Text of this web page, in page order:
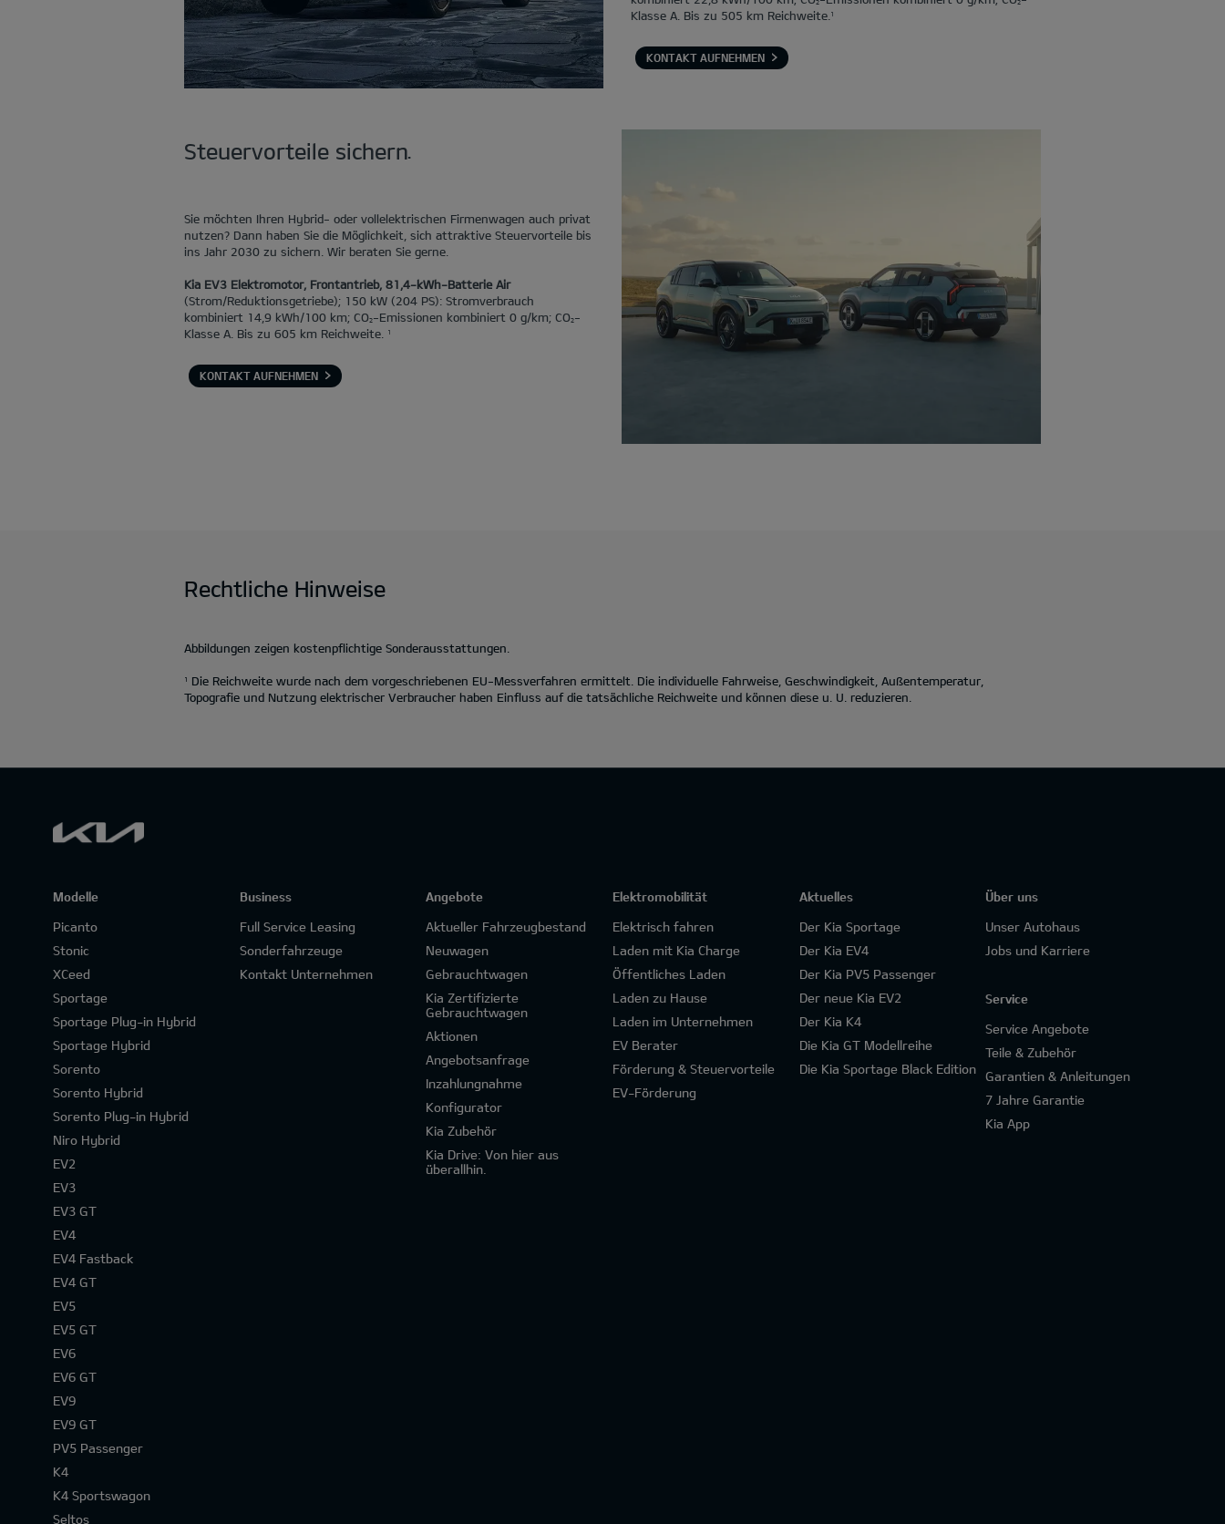
2 2
Klasse A. Bis zu 505 km Reichweite. 1
KONTAKT AUFNEHMEN
Steuervorteile sichern.
Sie möchten Ihren Hybrid- oder vollelektrischen Firmenwagen auch privat
nutzen? Dann haben Sie die Möglichkeit, sich attraktive Steuervorteile bis
ins Jahr 2030 zu sichern. Wir beraten Sie gerne.
Kia EV3 Elektromotor, Frontantrieb, 81,4-kWh-Batterie Air
(Strom/Reduktionsgetriebe); 150 kW (204 PS): Stromverbrauch
kombiniert 14,9 kWh/100 km; CO2-Emissionen kombiniert 0 g/km; CO2-
Klasse A. Bis zu 605 km Reichweite.
1
KONTAKT AUFNEHMEN
Rechtliche Hinweise
Abbildungen zeigen kostenpflichtige Sonderausstattungen.
1
Die Reichweite wurde nach dem vorgeschriebenen EU-Messverfahren ermittelt. Die individuelle Fahrweise, Geschwindigkeit, Außentemperatur,
Topografie und Nutzung elektrischer Verbraucher haben Einfluss auf die tatsächliche Reichweite und können diese u. U. reduzieren.
Modelle
Picanto
Stonic
XCeed
Sportage
Sportage Plug-in Hybrid
Sportage Hybrid
Sorento
Sorento Hybrid
Sorento Plug-in Hybrid
Niro Hybrid
EV2
EV3
EV3 GT
EV4
EV4 Fastback
EV4 GT
EV5
EV5 GT
EV6
EV6 GT
EV9
EV9 GT
PV5 Passenger
K4
K4 Sportswagon
Seltos
Business
Full Service Leasing
Sonderfahrzeuge
Kontakt Unternehmen
Angebote
Aktueller Fahrzeugbestand
Neuwagen
Gebrauchtwagen
Kia Zertifizierte
Gebrauchtwagen
Aktionen
Angebotsanfrage
Inzahlungnahme
Konfigurator
Kia Zubehör
Kia Drive: Von hier aus
überallhin.
Elektromobilität
Elektrisch fahren
Laden mit Kia Charge
Öffentliches Laden
Laden zu Hause
Laden im Unternehmen
EV Berater
Förderung & Steuervorteile
EV-Förderung
Aktuelles
Der Kia Sportage
Der Kia EV4
Der Kia PV5 Passenger
Der neue Kia EV2
Der Kia K4
Die Kia GT Modellreihe
Die Kia Sportage Black Edition
Über uns
Unser Autohaus
Jobs und Karriere
Service
Service Angebote
Teile & Zubehör
Garantien & Anleitungen
7 Jahre Garantie
Kia App